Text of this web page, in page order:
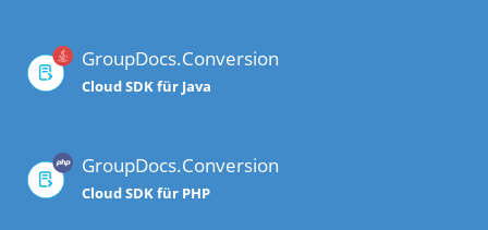
GroupDocs.Conversion
Cloud SDK für Java
GroupDocs.Conversion
Cloud SDK für PHP